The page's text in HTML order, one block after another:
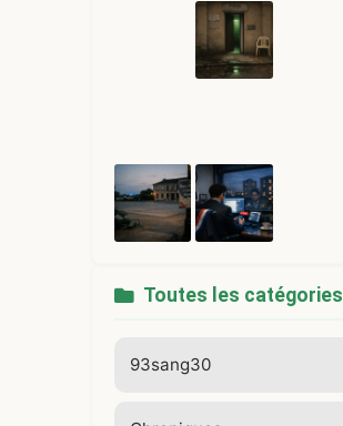
Toutes les catégories
93sang30